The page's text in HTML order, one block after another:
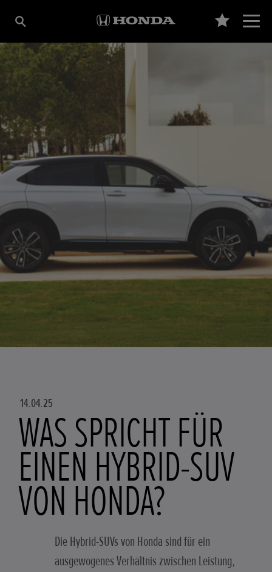
14.04.25
WAS SPRICHT FÜR
EINEN HYBRID-SUV
VON HONDA?
Die Hybrid-SUVs von Honda sind für ein
ausgewogenes Verhältnis zwischen Leistung,